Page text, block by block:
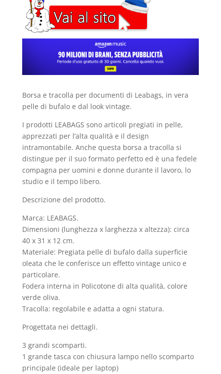
Borsa e tracolla per documenti di Leabags, in vera
pelle di bufalo e dal look vintage.
I prodotti LEABAGS sono articoli pregiati in pelle,
apprezzati per l’alta qualità e il design
intramontabile. Anche questa borsa a tracolla si
distingue per il suo formato perfetto ed è una fedele
compagna per uomini e donne durante il lavoro, lo
studio e il tempo libero.
Descrizione del prodotto.
Marca: LEABAGS.
Dimensioni (lunghezza x larghezza x altezza): circa
40 x 31 x 12 cm.
Materiale: Pregiata pelle di bufalo dalla superficie
oleata che le conferisce un effetto vintage unico e
particolare.
Fodera interna in Policotone di alta qualità, colore
verde oliva.
Tracolla: regolabile e adatta a ogni statura.
Progettata nei dettagli.
3 grandi scomparti.
1 grande tasca con chiusura lampo nello scomparto
principale (ideale per laptop)